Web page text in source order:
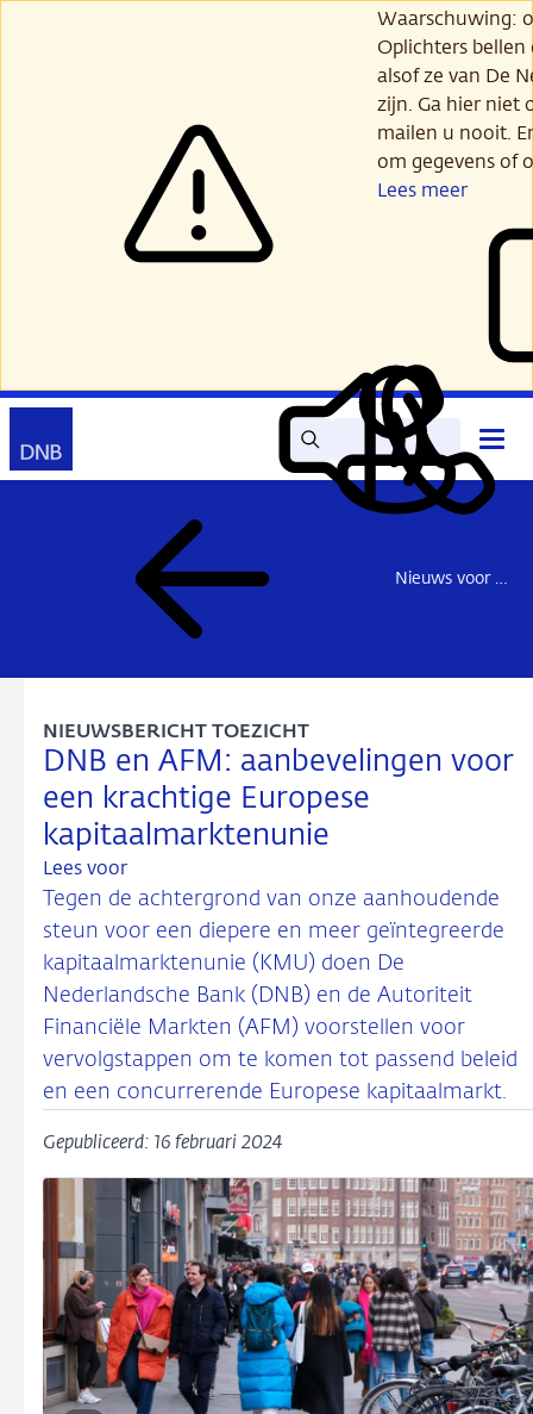
Waarschuwing:
Oplichters
alsof ze van De
zijn. Ga hier niet
mailen u nooit.
om gegevens of
Lees meer
Zoek Lees
voor
Mijn
DNB
Contact
Nieuws voor de sector
DNB en AFM: aanbevelingen voor
een krachtige Europese
kapitaalmarktenunie
NIEUWSBERICHT TOEZICHT
Lees voor
Tegen de achtergrond van onze aanhoudende
steun voor een diepere en meer geïntegreerde
kapitaalmarktenunie (KMU) doen De
Nederlandsche Bank (DNB) en de Autoriteit
Financiële Markten (AFM) voorstellen voor
vervolgstappen om te komen tot passend beleid
en een concurrerende Europese kapitaalmarkt.
Gepubliceerd: 16 februari 2024